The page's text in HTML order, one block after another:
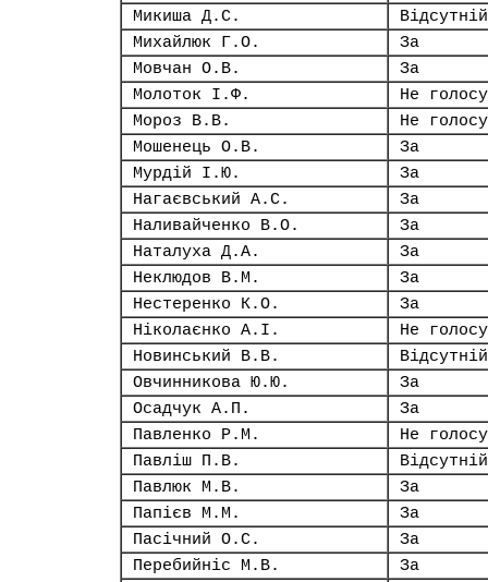
Микиша Д.С.
Відсутній
Михайлюк Г.О.
За
Мовчан О.В.
За
Молоток І.Ф.
Не
Мороз В.В.
Не
Мошенець О.В.
За
Мурдій І.Ю.
За
Нагаєвський А.С.
За
Наливайченко В.О.
За
Наталуха Д.А.
За
Неклюдов В.М.
За
Нестеренко К.О.
За
Ніколаєнко А.І.
Не
Новинський В.В.
Відсутній
Овчинникова Ю.Ю.
За
Осадчук А.П.
За
Павленко Р.М.
Не
Павліш П.В.
Відсутній
Павлюк М.В.
За
Папієв М.М.
За
Пасічний О.С.
За
Перебийніс М.В.
За